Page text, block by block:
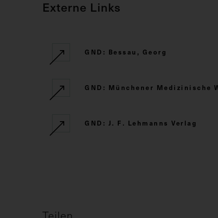
Externe Links
GND: Bessau, Georg
GND: Münchener Medizinische
GND: J. F. Lehmanns Verlag
Teilen